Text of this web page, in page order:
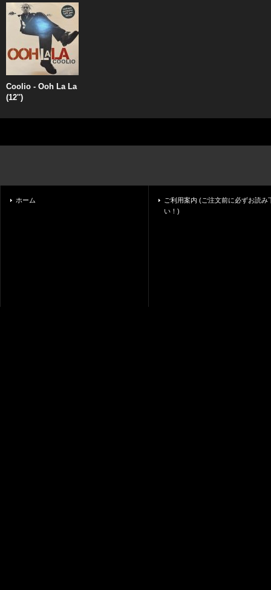
Coolio - Ooh La La
(12'')
ホーム
ご利用案内 (ご注文前に必ずお読み
い！)